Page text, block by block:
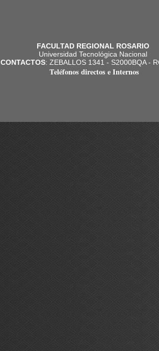
FACULTAD REGIONAL ROSARIO
Universidad Tecnológica Nacional
CONTACTOS: ZEBALLOS 1341 - S2000BQA -
Teléfonos directos e Internos